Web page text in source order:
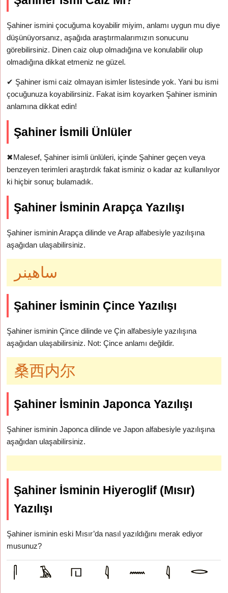
Şahiner ismini çocuğuma koyabilir miyim, anlamı uygun mu diye
düşünüyorsanız, aşağıda araştırmalarımızın sonucunu
görebilirsiniz. Dinen caiz olup olmadığına ve konulabilir olup
olmadığına dikkat etmeniz ne güzel.
✔ Şahiner ismi caiz olmayan isimler listesinde yok. Yani bu ismi
çocuğunuza koyabilirsiniz. Fakat isim koyarken Şahiner isminin
anlamına dikkat edin!
Şahiner İsmili Ünlüler
✖Malesef, Şahiner isimli ünlüleri, içinde Şahiner geçen veya
benzeyen terimleri araştırdık fakat isminiz o kadar az kullanılıyor
ki hiçbir sonuç bulamadık.
Şahiner İsminin Arapça Yazılışı
Şahiner isminin Arapça dilinde ve Arap alfabesiyle yazılışına
aşağıdan ulaşabilirsiniz.
ساهينر
Şahiner İsminin Çince Yazılışı
Şahiner isminin Çince dilinde ve Çin alfabesiyle yazılışına
aşağıdan ulaşabilirsiniz. Not: Çince anlamı değildir.
桑西内尔
Şahiner İsminin Japonca Yazılışı
Şahiner isminin Japonca dilinde ve Japon alfabesiyle yazılışına
aşağıdan ulaşabilirsiniz.
Şahiner İsminin Hiyeroglif (Mısır)
Yazılışı
Şahiner isminin eski Mısır’da nasıl yazıldığını merak ediyor
musunuz?